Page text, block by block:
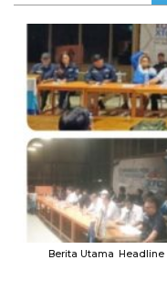
Berita Utama Headline